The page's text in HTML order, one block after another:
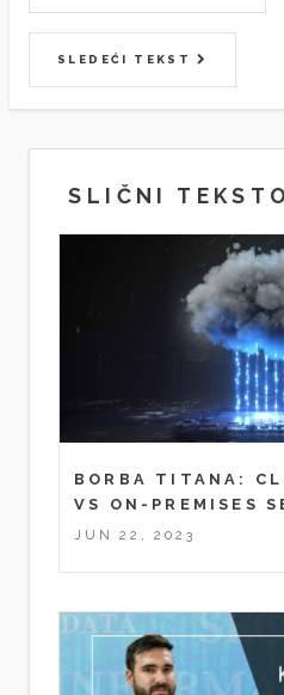
SLEDEĆI TEKST
SLIČNI
BORBA TITANA:
VS ON-PREMISES
JUN 22, 2023